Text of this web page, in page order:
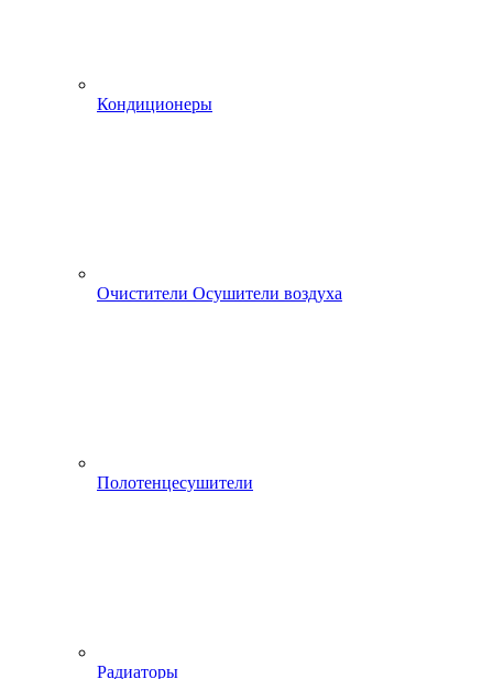
Кондиционеры
Очистители Осушители воздуха
Полотенцесушители
Радиаторы